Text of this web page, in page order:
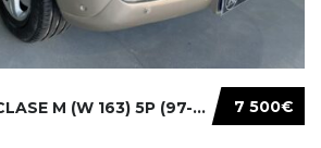
7 500€
MERCEDES BENZ CLASE M (W 163) 5P (97-05) 200...